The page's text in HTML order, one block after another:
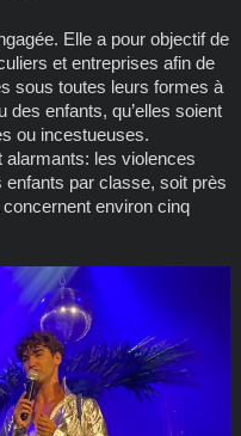
Elle a pour objectif de
et entreprises afin de
sous toutes leurs formes à
des enfants, qu’elles soient
ou incestueuses.
alarmants: les violences
par classe, soit près
environ cinq